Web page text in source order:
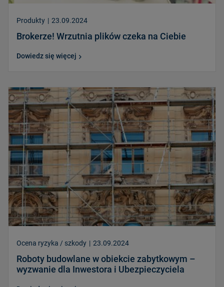
Produkty | 23.09.2024
Brokerze! Wrzutnia plików czeka na Ciebie
Dowiedz się więcej
Ocena ryzyka / szkody | 23.09.2024
Roboty budowlane w obiekcie zabytkowym –
wyzwanie dla Inwestora i Ubezpieczyciela